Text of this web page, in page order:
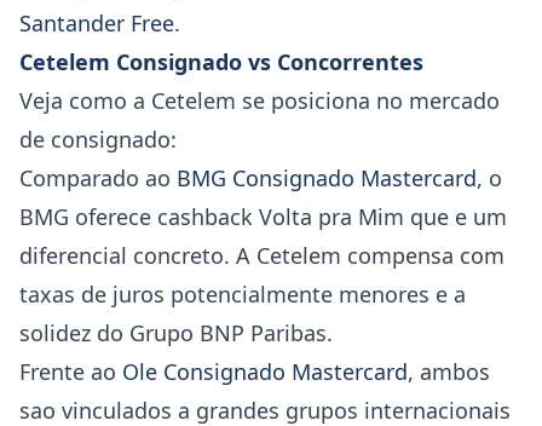
Santander Free.
Cetelem Consignado vs Concorrentes
Veja como a Cetelem se posiciona no mercado
de consignado:
Comparado ao BMG Consignado Mastercard, o
BMG oferece cashback Volta pra Mim que e um
diferencial concreto. A Cetelem compensa com
taxas de juros potencialmente menores e a
solidez do Grupo BNP Paribas.
Frente ao Ole Consignado Mastercard, ambos
sao vinculados a grandes grupos internacionais